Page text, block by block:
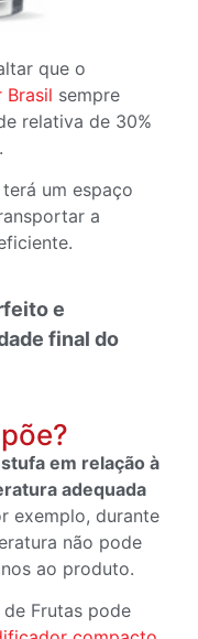
que o
Brasil sempre
relativa de 30%
um espaço
a
e
final do
em relação à
adequada
exemplo, durante
não pode
ao produto.
Frutas pode